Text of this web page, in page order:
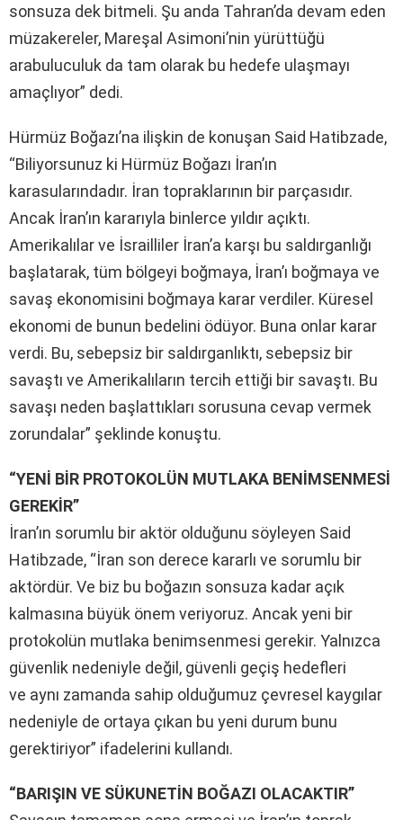
sonsuza dek bitmeli. Şu anda Tahran’da devam eden
müzakereler, Mareşal Asimoni’nin yürüttüğü
arabuluculuk da tam olarak bu hedefe ulaşmayı
amaçlıyor” dedi.
Hürmüz Boğazı’na ilişkin de konuşan Said Hatibzade,
“Biliyorsunuz ki Hürmüz Boğazı İran’ın
karasularındadır. İran topraklarının bir parçasıdır.
Ancak İran’ın kararıyla binlerce yıldır açıktı.
Amerikalılar ve İsrailliler İran’a karşı bu saldırganlığı
başlatarak, tüm bölgeyi boğmaya, İran’ı boğmaya ve
savaş ekonomisini boğmaya karar verdiler. Küresel
ekonomi de bunun bedelini ödüyor. Buna onlar karar
verdi. Bu, sebepsiz bir saldırganlıktı, sebepsiz bir
savaştı ve Amerikalıların tercih ettiği bir savaştı. Bu
savaşı neden başlattıkları sorusuna cevap vermek
zorundalar” şeklinde konuştu.
“YENİ BİR PROTOKOLÜN MUTLAKA BENİMSENMESİ
GEREKİR”
İran’ın sorumlu bir aktör olduğunu söyleyen Said
Hatibzade, “İran son derece kararlı ve sorumlu bir
aktördür. Ve biz bu boğazın sonsuza kadar açık
kalmasına büyük önem veriyoruz. Ancak yeni bir
protokolün mutlaka benimsenmesi gerekir. Yalnızca
güvenlik nedeniyle değil, güvenli geçiş hedefleri
ve aynı zamanda sahip olduğumuz çevresel kaygılar
nedeniyle de ortaya çıkan bu yeni durum bunu
gerektiriyor” ifadelerini kullandı.
“BARIŞIN VE SÜKUNETİN BOĞAZI OLACAKTIR”